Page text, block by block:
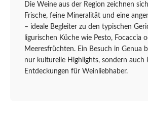
Die Weine aus der Region zeichnen
Frische, feine Mineralität und eine
– ideale Begleiter zu den typischen
ligurischen Küche wie Pesto, Focaccia
Meeresfrüchten. Ein Besuch in Genua
nur kulturelle Highlights, sondern auch
Entdeckungen für Weinliebhaber.